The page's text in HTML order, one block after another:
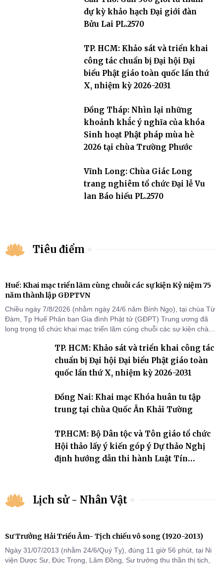
dự kỳ khảo hạch Đại giới đàn
Bửu Lai PL.2570
TP. HCM: Khảo sát và triển khai
công tác chuẩn bị Đại hội Đại
biểu Phật giáo toàn quốc lần thứ
X, nhiệm kỳ 2026-2031
Đồng Tháp: Nhìn lại những
khoảnh khắc ý nghĩa của khóa
Sinh hoạt Phật pháp mùa hè
2026 tại chùa Trường Phước
Vĩnh Long: Chùa Giác Long
trang nghiêm tổ chức Đại lễ Vu
lan Báo hiếu PL.2570
Tiêu điểm
Huế: Khai mạc triển lãm cùng chuỗi các sự kiện Kỷ niệm 75
năm thành lập GĐPTVN
Chiều ngày 7/8/2026 (nhằm ngày 24/6 năm Bính Ngọ), tại chùa Từ
Đàm, Tp Huế Phân ban Gia đình Phật tử (GĐPT) Trung ương đã
long trọng tổ chức khai mạc triển lãm cùng chuỗi các sự kiện chào
TP. HCM: Khảo sát và triển khai công tác
chuẩn bị Đại hội Đại biểu Phật giáo toàn
quốc lần thứ X, nhiệm kỳ 2026-2031
Đồng Nai: Khai mạc Khóa huân tu tập
trung tại chùa Quốc Ân Khải Tường
TP.HCM: Bộ Dân tộc và Tôn giáo tổ chức
Hội thảo lấy ý kiến góp ý Dự thảo Nghị
định hướng dẫn thi hành Luật Tín
Lịch sử - Nhân Vật
Sư Trưởng Hải Triều Âm- Tịch chiếu vô song (1920-2013)
Ngày 31/07/2013 (nhằm 24/6/Quý Tỵ), đúng 11 giờ 56 phút, tại Ni
viện Dược Sư, Đức Trọng, Lâm Đồng, Sư trưởng thu thần thị tịch,